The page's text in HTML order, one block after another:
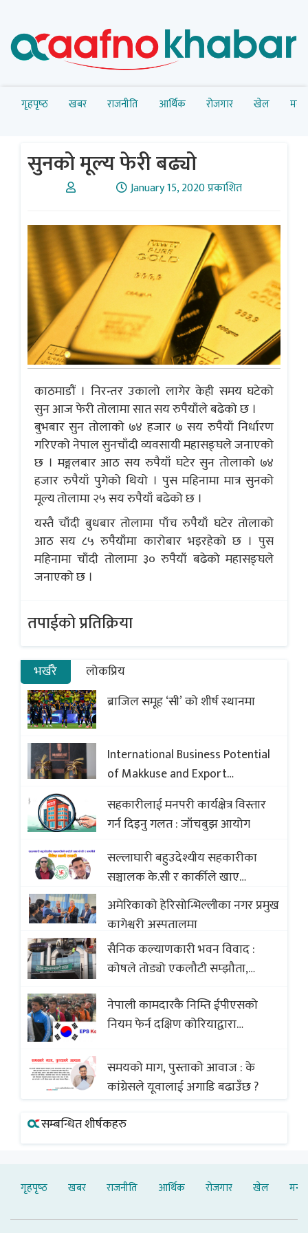
गृहपृष्‍ठ खबर राजनीति आर्थिक रोजगार खेल
सुनको मूल्य फेरी बढ्यो
January 15, 2020 प्रकाशित
काठमाडौं । निरन्तर उकालो लागेर केही समय घटेको
सुन आज फेरी तोलामा सात सय रुपैयाँले बढेको छ ।
बुभबार सुन तोलाको ७४ हजार ७ सय रुपैयाँ निर्धारण
गरिएको नेपाल सुनचाँदी व्यवसायी महासङ्घले जनाएको
छ । मङ्गलबार आठ सय रुपैयाँ घटेर सुन तोलाको ७४
हजार रुपैयाँ पुगेको थियो । पुस महिनामा मात्र सुनको
मूल्य तोलामा २५ सय रुपैयाँ बढेको छ ।
यस्तै चाँदी बुधबार तोलामा पाँच रुपैयाँ घटेर तोलाको
आठ सय ८५ रुपैयाँमा कारोबार भइरहेको छ । पुस
महिनामा चाँदी तोलामा ३० रुपैयाँ बढेको महासङ्घले
जनाएको छ ।
तपाईको प्रतिक्रिया
भर्खरै
लोकप्रिय
ब्राजिल समूह ‘सी’ को शीर्ष स्थानमा
International Business Potential
of Makkuse and Export
Opportunities of Nepali Sweets
with Global Comparison to
Baklava
सहकारीलाई मनपरी कार्यक्षेत्र विस्तार
गर्न दिइनु गलत : जाँचबुझ आयोग
सल्लाघारी बहुउदेश्यीय सहकारीका
सञ्चालक के.सी र कार्कीले खाए
सदस्यको करोडौं बचत
अमेरिकाको हेरिसोन्भिल्लीका नगर प्रमुख
कागेश्वरी अस्पतालमा
सैनिक कल्याणकारी भवन विवाद :
कोषले तोड्यो एकलौटी सम्झौता,
(भिडियो)
नेपाली कामदारकै निम्ति ईपीएसको
नियम फेर्न दक्षिण कोरियाद्वारा
समयको माग, पुस्ताको आवाज : के
कांग्रेसले यूवालाई अगाडि बढाउँछ ?
सम्बन्धित शीर्षकहरु
गृहपृष्‍ठ खबर राजनीति आर्थिक रोजगार खेल